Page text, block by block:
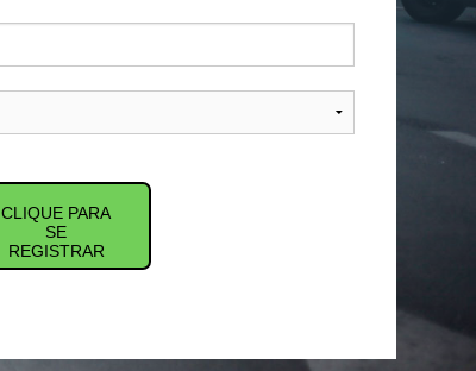
CLIQUE PARA
SE
REGISTRAR